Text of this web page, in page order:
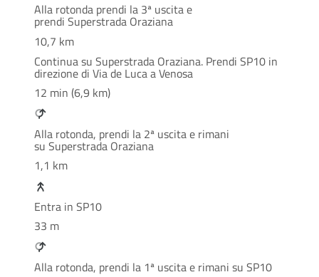
Alla rotonda prendi la 3ª uscita e
prendi Superstrada Oraziana
10,7 km
Continua su Superstrada Oraziana. Prendi SP10 in
direzione di Via de Luca a Venosa
12 min (6,9 km)
Alla rotonda, prendi la 2ª uscita e rimani
su Superstrada Oraziana
1,1 km
Entra in SP10
33 m
Alla rotonda, prendi la 1ª uscita e rimani su SP10